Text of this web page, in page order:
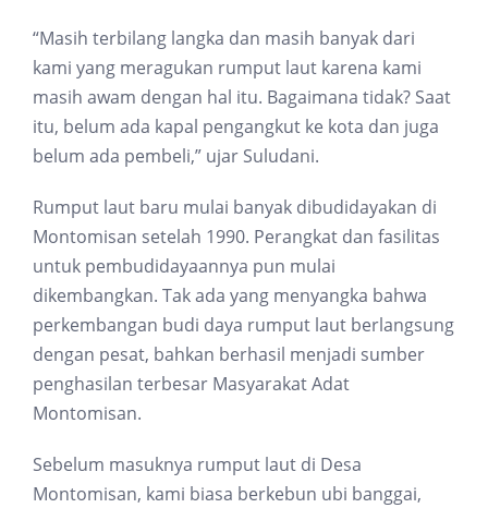
“Masih terbilang langka dan masih banyak dari
kami yang meragukan rumput laut karena kami
masih awam dengan hal itu. Bagaimana tidak? Saat
itu, belum ada kapal pengangkut ke kota dan juga
belum ada pembeli,” ujar Suludani.
Rumput laut baru mulai banyak dibudidayakan di
Montomisan setelah 1990. Perangkat dan fasilitas
untuk pembudidayaannya pun mulai
dikembangkan. Tak ada yang menyangka bahwa
perkembangan budi daya rumput laut berlangsung
dengan pesat, bahkan berhasil menjadi sumber
penghasilan terbesar Masyarakat Adat
Montomisan.
Sebelum masuknya rumput laut di Desa
Montomisan, kami biasa berkebun ubi banggai,